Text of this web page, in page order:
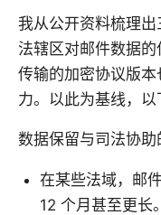
我从公开资料梳理
法辖区对邮件数据
传输的加密协议版
力。以此为基线，以
数据保留与司法协
在某些法域，邮
12 个月甚至更长